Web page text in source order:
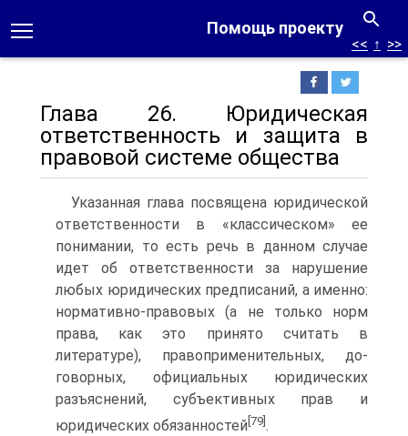
Помощь проекту
<< ↑ >>
Глава 26. Юридическая
ответственность и защита в
правовой системе общества
Указанная глава посвящена юридической
ответственности в «классическом» ее
понимании, то есть речь в данном случае
идет об ответственности за нарушение
любых юридических предпи­саний, а именно:
нормативно-правовых (а не только норм
права, как это принято считать в
литературе), правоприменительных, до­
говорных, официальных юридических
разъяснений, субъективных прав и
юридических обязанностей [79] .